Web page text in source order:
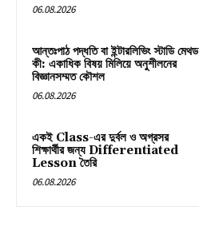
06.08.2026
আন্তঃপাঠ পদ্ধতি বা ইন্টারলিভিং স্টাডি মেথড
কী: একাধিক বিষয় মিলিয়ে অনুশীলনের
বিজ্ঞানসম্মত কৌশল
06.08.2026
একই Class-এর দুর্বল ও অগ্রসর
শিক্ষার্থীর জন্য Differentiated
Lesson তৈরি
06.08.2026